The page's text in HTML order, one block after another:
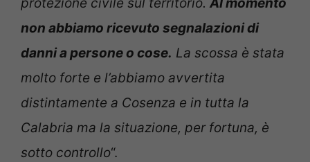
non abbiamo ricevuto segnalazioni di
danni a persone o cose. La scossa è stata
molto forte e l’abbiamo avvertita
distintamente a Cosenza e in tutta la
Calabria ma la situazione, per fortuna, è
sotto controllo“.